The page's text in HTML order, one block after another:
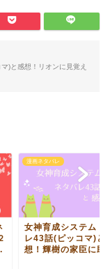
)と感想！リオンに見覚え
漫画ネタバレ
女神育成システム ネ
レ43話(ピッコマ)と
想！輝樹の家臣に助